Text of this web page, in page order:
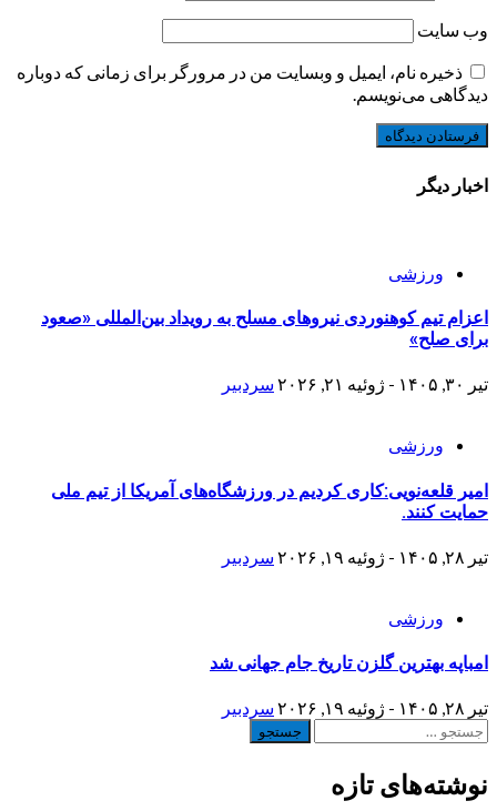
وب‌ سایت
ذخیره نام، ایمیل و وبسایت من در مرورگر برای زمانی که دوباره
دیدگاهی می‌نویسم.
اخبار دیگر
ورزشی
اعزام تیم کوهنوردی نیروهای مسلح به رویداد بین‌المللی «صعود
برای صلح»
تیر ۳۰, ۱۴۰۵ - ژوئیه ۲۱, ۲۰۲۶ سردبیر
ورزشی
امیر قلعه‌نویی:کاری کردیم در ورزشگاه‌های آمریکا از تیم ملی
حمایت کنند.
تیر ۲۸, ۱۴۰۵ - ژوئیه ۱۹, ۲۰۲۶ سردبیر
ورزشی
امباپه بهترین گلزن تاریخ جام جهانی شد
تیر ۲۸, ۱۴۰۵ - ژوئیه ۱۹, ۲۰۲۶
سردبیر
جستجو
نوشته‌های تازه